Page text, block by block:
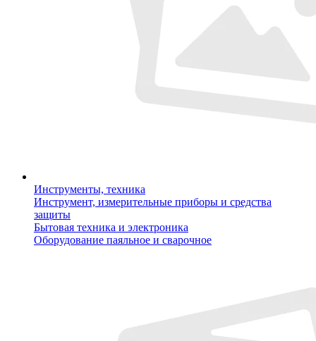
Инструменты, техника
Инструмент, измерительные приборы и средства
защиты
Бытовая техника и электроника
Оборудование паяльное и сварочное